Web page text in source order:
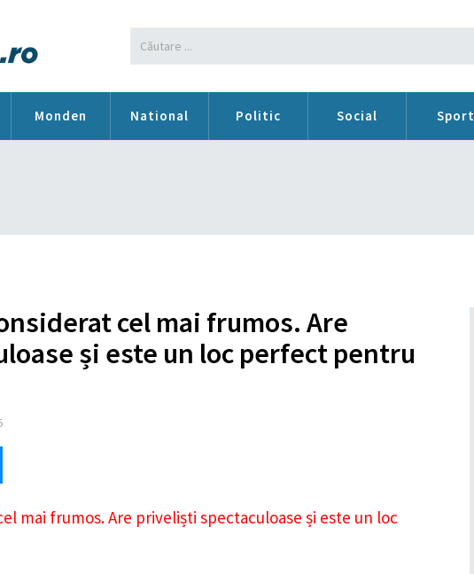
Monden National Politic Social Sport
cel mai frumos. Are
și este un loc perfect pentru